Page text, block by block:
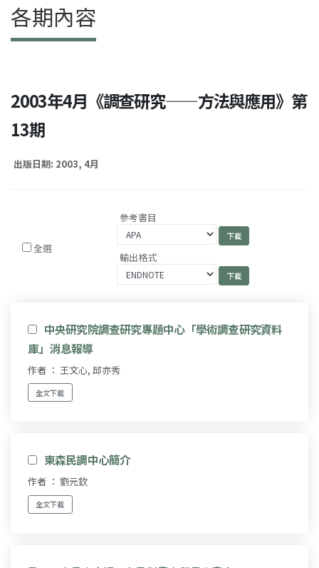
各期內容
2003年4月《調查研究——方法與應用》第
13期
出版日期: 2003, 4月
全選
參考書目
輸出格式
中央研究院調查研究專題中心「學術調查研究資料
庫」消息報導
作者 ： 王文心, 邱亦秀
全文下載
東森民調中心簡介
作者 ： 劉元欽
全文下載